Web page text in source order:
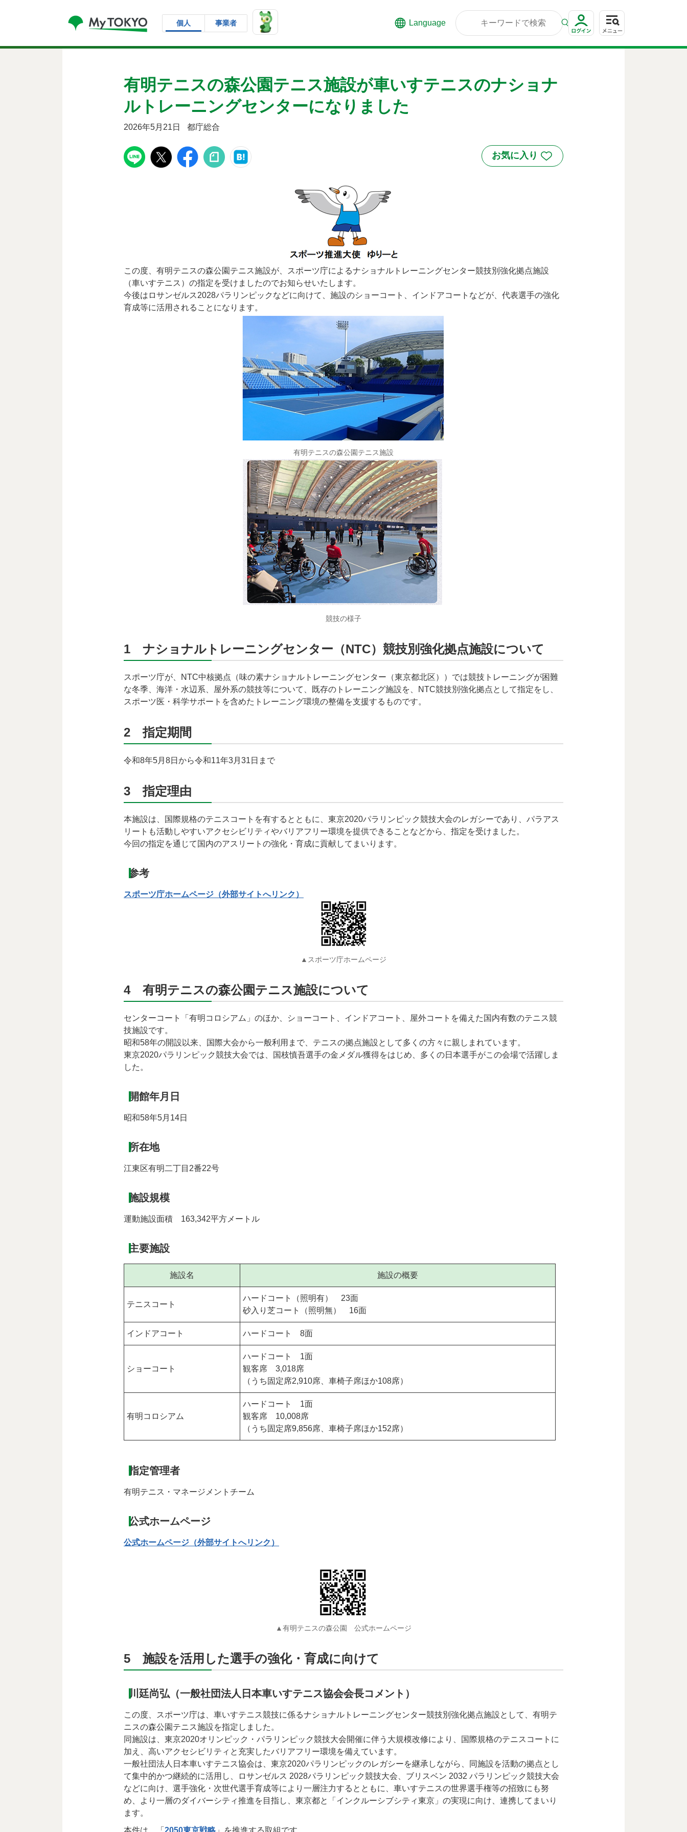
個人 事業者 Language
有明テニスの森公園テニス施設が車いすテニスのナショナ
ルトレーニングセンターになりました
2026年5月21日 都庁総合
この度、有明テニスの森公園テニス施設が、スポーツ庁によるナショナルトレーニングセンター競技別強化拠点施設
（車いすテニス）の指定を受けましたのでお知らせいたします。
今後はロサンゼルス2028パラリンピックなどに向けて、施設のショーコート、インドアコートなどが、代表選手の強化
育成等に活用されることになります。
有明テニスの森公園テニス施設
競技の様子
1 ナショナルトレーニングセンター（NTC）競技別強化拠点施設について
スポーツ庁が、NTC中核拠点（味の素ナショナルトレーニングセンター（東京都北区））では競技トレーニングが困難
な冬季、海洋・水辺系、屋外系の競技等について、既存のトレーニング施設を、NTC競技別強化拠点として指定をし、
スポーツ医・科学サポートを含めたトレーニング環境の整備を支援するものです。
2 指定期間
令和8年5月8日から令和11年3月31日まで
3 指定理由
本施設は、国際規格のテニスコートを有するとともに、東京2020パラリンピック競技大会のレガシーであり、パラアス
リートも活動しやすいアクセシビリティやバリアフリー環境を提供できることなどから、指定を受けました。
今回の指定を通じて国内のアスリートの強化・育成に貢献してまいります。
参考
スポーツ庁ホームページ（外部サイトへリンク）
▲スポーツ庁ホームページ
4 有明テニスの森公園テニス施設について
センターコート「有明コロシアム」のほか、ショーコート、インドアコート、屋外コートを備えた国内有数のテニス競
技施設です。
昭和58年の開設以来、国際大会から一般利用まで、テニスの拠点施設として多くの方々に親しまれています。
東京2020パラリンピック競技大会では、国枝慎吾選手の金メダル獲得をはじめ、多くの日本選手がこの会場で活躍しま
した。
開館年月日
昭和58年5月14日
所在地
江東区有明二丁目2番22号
施設規模
運動施設面積 163,342平方メートル
主要施設
施設名 施設の概要
テニスコート
ハードコート（照明有） 23面
砂入り芝コート（照明無） 16面
インドアコート ハードコート 8面
ショーコート
ハードコート 1面
観客席 3,018席
（うち固定席2,910席、車椅子席ほか108席）
有明コロシアム
ハードコート 1面
観客席 10,008席
（うち固定席9,856席、車椅子席ほか152席）
指定管理者
有明テニス・マネージメントチーム
公式ホームページ
公式ホームページ（外部サイトへリンク）
▲有明テニスの森公園 公式ホームページ
5 施設を活用した選手の強化・育成に向けて
川廷尚弘（一般社団法人日本車いすテニス協会会長コメント）
この度、スポーツ庁は、車いすテニス競技に係るナショナルトレーニングセンター競技別強化拠点施設として、有明テ
ニスの森公園テニス施設を指定しました。
同施設は、東京2020オリンピック・パラリンピック競技大会開催に伴う大規模改修により、国際規格のテニスコートに
加え、高いアクセシビリティと充実したバリアフリー環境を備えています。
一般社団法人日本車いすテニス協会は、東京2020パラリンピックのレガシーを継承しながら、同施設を活動の拠点とし
て集中的かつ継続的に活用し、ロサンゼルス 2028パラリンピック競技大会、ブリスベン 2032 パラリンピック競技大会
などに向け、選手強化・次世代選手育成等により一層注力するとともに、車いすテニスの世界選手権等の招致にも努
め、より一層のダイバーシティ推進を目指し、東京都と「インクルーシブシティ東京」の実現に向け、連携してまいり
ます。
本件は、「 2050東京戦略」を推進する取組です。